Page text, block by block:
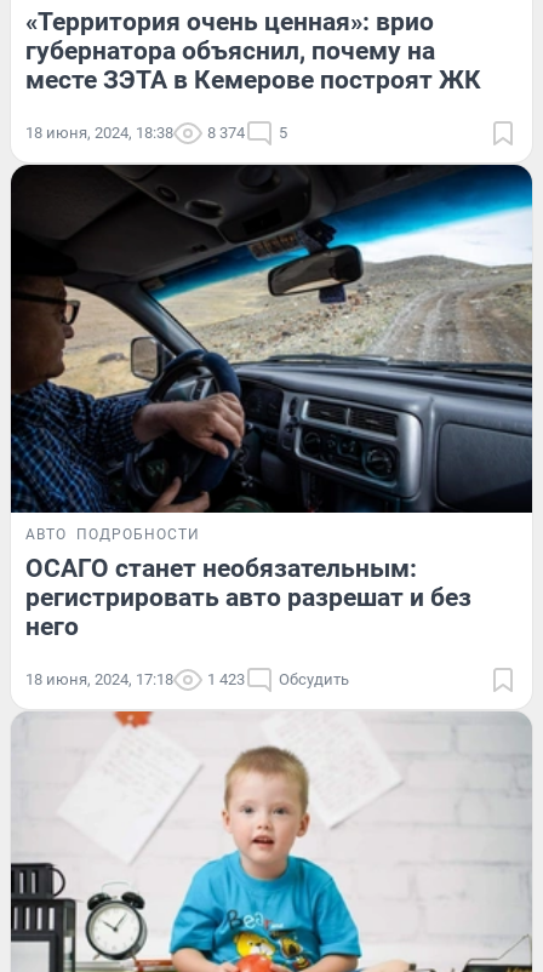
«Территория очень ценная»: врио
губернатора объяснил, почему на
месте ЗЭТА в Кемерове построят ЖК
18 июня, 2024, 18:38 8 374 5
АВТО ПОДРОБНОСТИ
ОСАГО станет необязательным:
регистрировать авто разрешат и без
него
18 июня, 2024, 17:18 1 423 Обсудить